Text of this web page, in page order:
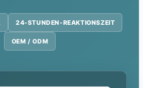
24-STUNDEN-REAKTIONSZEIT
OEM / ODM